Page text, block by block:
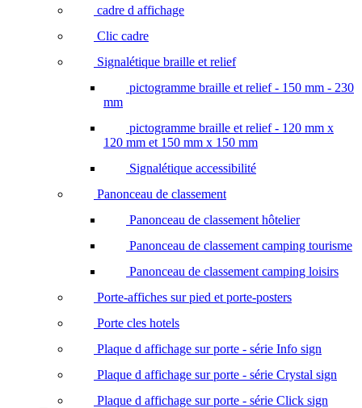
cadre d affichage
Clic cadre
Signalétique braille et relief
pictogramme braille et relief - 150 mm - 230
mm
pictogramme braille et relief - 120 mm x
120 mm et 150 mm x 150 mm
Signalétique accessibilité
Panonceau de classement
Panonceau de classement hôtelier
Panonceau de classement camping tourisme
Panonceau de classement camping loisirs
Porte-affiches sur pied et porte-posters
Porte cles hotels
Plaque d affichage sur porte - série Info sign
Plaque d affichage sur porte - série Crystal sign
Plaque d affichage sur porte - série Click sign